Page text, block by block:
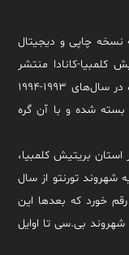
چاپی و دیجیتال
کلمبیا-کانادا منتشر
می‌شود. این هفته نامه از دل دوهفته‌نامه آینده در سال‌های ۱۹۹۳-۱۹۹۴
بسته شده و با آن گره
بریتیش کلمبیا،
تورنتو از سال
رقم خورد که بعدها این
شهروند بی.سی تا اوایل